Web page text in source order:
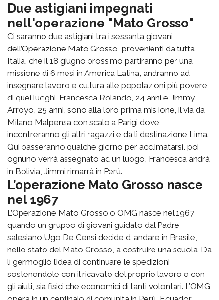
Due astigiani impegnati
nell'operazione "Mato Grosso"
Ci saranno due astigiani tra i sessanta giovani
dell’Operazione Mato Grosso, provenienti da tutta
Italia, che il 18 giugno prossimo partiranno per una
missione di 6 mesi in America Latina, andranno ad
insegnare lavoro e cultura alle popolazioni più povere
di quei luoghi. Francesca Rolando, 24 anni e Jimmy
Arroyo, 25 anni, sono alla loro prima mis ione, il via da
Milano Malpensa con scalo a Parigi dove
incontreranno gli altri ragazzi e da lì destinazione Lima.
Qui passeranno qualche giorno per acclimatarsi, poi
ognuno verrà assegnato ad un luogo, Francesca andrà
in Bolivia, Jimmi rimarrà in Perù.
L’operazione Mato Grosso nasce
nel 1967
L’Operazione Mato Grosso o OMG nasce nel 1967
quando un gruppo di giovani guidato dal Padre
salesiano Ugo De Censi decide di andare in Brasile,
nello stato del Mato Grosso, a costruire una scuola. Da
lì germogliò l’idea di continuare le spedizioni
sostenendole con il ricavato del proprio lavoro e con
gli aiuti, sia fisici che economici di tanti volontari. L’OMG